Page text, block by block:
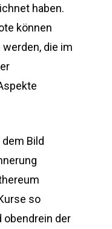
haben.
können
die im
Bild
so
obendrein der